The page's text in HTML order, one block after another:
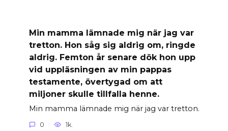
Min mamma lämnade mig när jag var
tretton. Hon såg sig aldrig om, ringde
aldrig. Femton år senare dök hon upp
vid uppläsningen av min pappas
testamente, övertygad om att
miljoner skulle tillfalla henne.
Min mamma lämnade mig när jag var tretton.
0 1k.